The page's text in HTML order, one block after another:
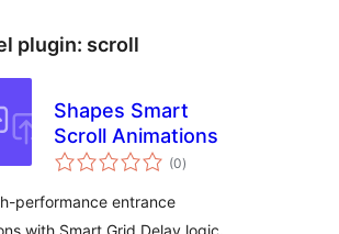
plugin: scroll
Shapes Smart
Scroll Animations
(0valutazioni
totali
)
performance entrance
with Smart Grid Delay logic.